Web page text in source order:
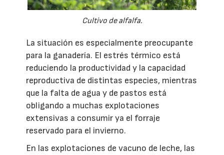
Cultivo de alfalfa.
La situación es especialmente preocupante
para la ganadería. El estrés térmico está
reduciendo la productividad y la capacidad
reproductiva de distintas especies, mientras
que la falta de agua y de pastos está
obligando a muchas explotaciones
extensivas a consumir ya el forraje
reservado para el invierno.
En las explotaciones de vacuno de leche, las